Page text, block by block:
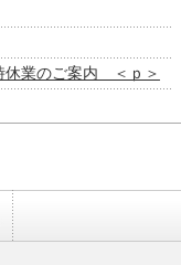
休業のご案内 ＜ｐ＞